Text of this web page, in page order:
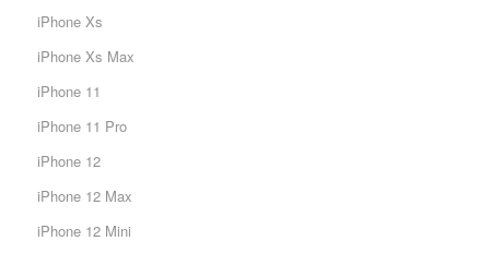
iPhone Xs
iPhone Xs Max
iPhone 11
iPhone 11 Pro
iPhone 12
iPhone 12 Max
iPhone 12 Mini